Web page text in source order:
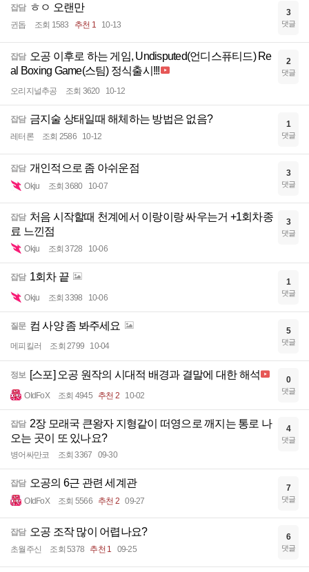
잡담 ㅎㅇ 오랜만
귄돕 조회 1583 추천 1 10-13
3
댓글
잡담 오공 이후로 하는 게임, Undisputed(언디스퓨티드) Re
al Boxing Game(스팀) 정식출시!!!
오리지널추공 조회 3620 10-12
2
댓글
잡담 금지술 상태일때 해체하는 방법은 없음?
레터론 조회 2586 10-12
1
댓글
잡담 개인적으로 좀 아쉬운점
Okju 조회 3680 10-07
3
댓글
잡담 처음 시작할때 천계에서 이랑이랑 싸우는거 +1회차종
료 느낀점
Okju 조회 3728 10-06
3
댓글
잡담 1회차 끝
Okju 조회 3398 10-06
1
댓글
질문 컴 사양 좀 봐주세요
메피킬러 조회 2799 10-04
5
댓글
정보 [스포] 오공 원작의 시대적 배경과 결말에 대한 해석
OIdFoX 조회 4945 추천 2 10-02
0
댓글
잡담 2장 모래국 큰왕자 지형같이 떠영으로 깨지는 통로 나
오는 곳이 또 있나요?
병어싸만코 조회 3367 09-30
4
댓글
잡담 오공의 6근 관련 세계관
OIdFoX 조회 5566 추천 2 09-27
7
댓글
잡담 오공 조작 많이 어렵나요?
초월주신 조회 5378 추천 1 09-25
6
댓글